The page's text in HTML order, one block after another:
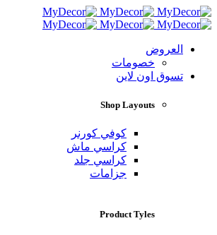
العروض
خصومات
تسوق اون لاين
Shop Layouts
كوفي كورنر
كراسي ماش
كراسي جلد
جزامات
Product Tyles